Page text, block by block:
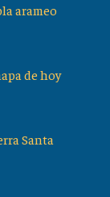
arameo
de hoy
Santa